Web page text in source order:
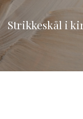
Strikkeskål i